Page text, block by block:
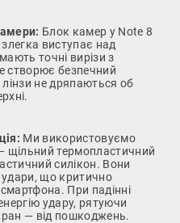
Блок камер у Note 8
виступає над
точні вирізи з
створює безпечний
не дряпаються об
Ми використовуємо
щільний термопластичний
силікон. Вони
удари, що критично
При падінні
удару, рятуючи
— від пошкоджень.